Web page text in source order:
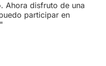
Ahora disfruto de una
participar en